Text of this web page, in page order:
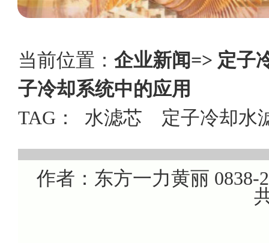
当前位置： 企业新闻=> 定子
子冷却系统中的应用
TAG： 水滤芯 定子冷却水
作者：东方一力黄丽